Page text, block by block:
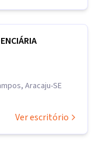
Aracaju-SE
Ver escritório